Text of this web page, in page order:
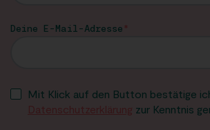
Deine E-Mail-Adresse
Mit Klick auf den Button bestätige
Datenschutzerklärung zur Kenntnis